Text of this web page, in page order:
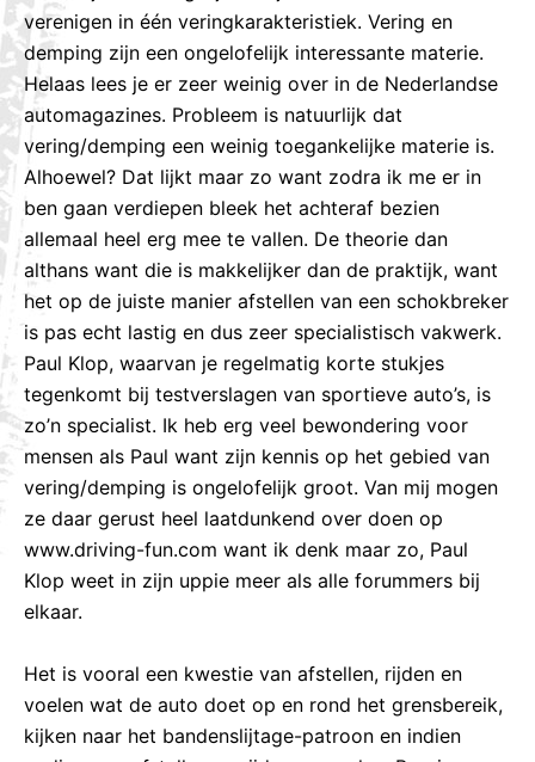
verenigen in één veringkarakteristiek. Vering en
demping zijn een ongelofelijk interessante materie.
Helaas lees je er zeer weinig over in de Nederlandse
automagazines. Probleem is natuurlijk dat
vering/demping een weinig toegankelijke materie is.
Alhoewel? Dat lijkt maar zo want zodra ik me er in
ben gaan verdiepen bleek het achteraf bezien
allemaal heel erg mee te vallen. De theorie dan
althans want die is makkelijker dan de praktijk, want
het op de juiste manier afstellen van een schokbreker
is pas echt lastig en dus zeer specialistisch vakwerk.
Paul Klop, waarvan je regelmatig korte stukjes
tegenkomt bij testverslagen van sportieve auto’s, is
zo’n specialist. Ik heb erg veel bewondering voor
mensen als Paul want zijn kennis op het gebied van
vering/demping is ongelofelijk groot. Van mij mogen
ze daar gerust heel laatdunkend over doen op
www.driving-fun.com want ik denk maar zo, Paul
Klop weet in zijn uppie meer als alle forummers bij
elkaar.
Het is vooral een kwestie van afstellen, rijden en
voelen wat de auto doet op en rond het grensbereik,
kijken naar het bandenslijtage-patroon en indien